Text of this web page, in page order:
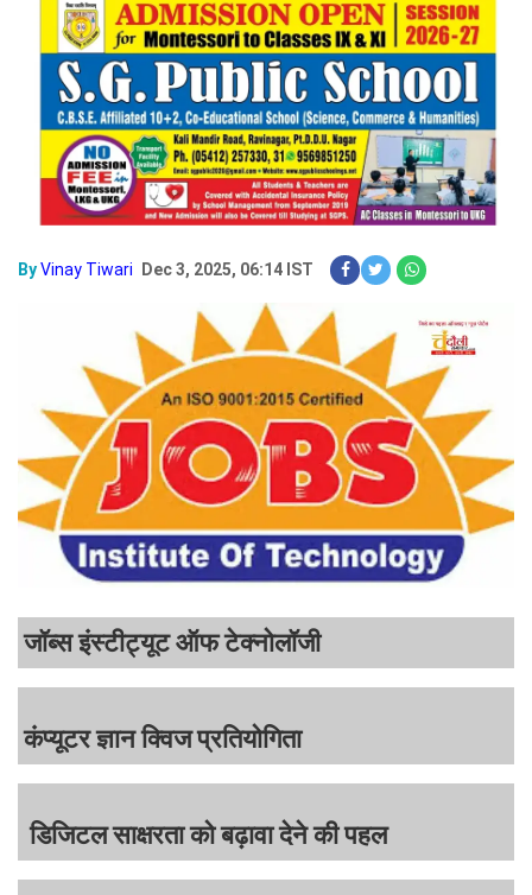
ByVinay Tiwari Dec 3, 2025, 06:14 IST
जॉब्स इंस्टीट्यूट ऑफ टेक्नोलॉजी
कंप्यूटर ज्ञान क्विज प्रतियोगिता
डिजिटल साक्षरता को बढ़ावा देने की पहल